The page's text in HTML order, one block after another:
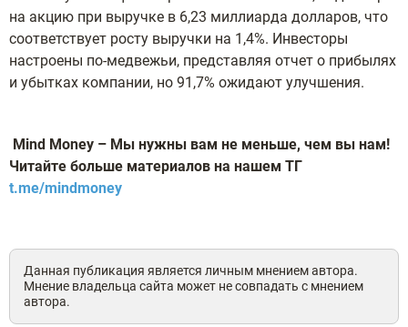
на акцию при выручке в 6,23 миллиарда долларов, что
соответствует росту выручки на 1,4%. Инвесторы
настроены по-медвежьи, представляя отчет о прибылях
и убытках компании, но 91,7% ожидают улучшения.
Mind Money – Мы нужны вам не меньше, чем вы нам!
Читайте больше материалов на нашем ТГ
t.me/mindmoney
Данная публикация является личным мнением автора.
Мнение владельца сайта может не совпадать с мнением
автора.